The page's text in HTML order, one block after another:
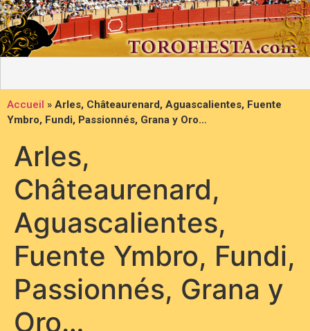
Accueil » Arles, Châteaurenard, Aguascalientes, Fuente
Ymbro, Fundi, Passionnés, Grana y Oro…
Arles,
Châteaurenard,
Aguascalientes,
Fuente Ymbro, Fundi,
Passionnés, Grana y
Oro…